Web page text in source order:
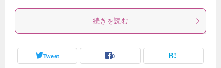
続きを読む
Tweet 0